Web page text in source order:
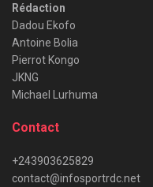
Rédaction
Dadou Ekofo
Antoine Bolia
Pierrot Kongo
JKNG
Michael Lurhuma
Contact
+243903625829
contact@infosportrdc.net